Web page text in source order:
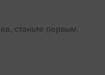
станьте первым.